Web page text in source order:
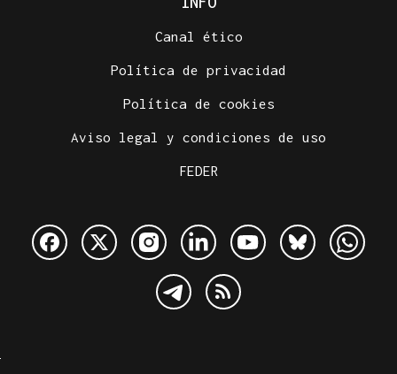
Canal ético
Política de privacidad
Política de cookies
Aviso legal y condiciones de uso
FEDER